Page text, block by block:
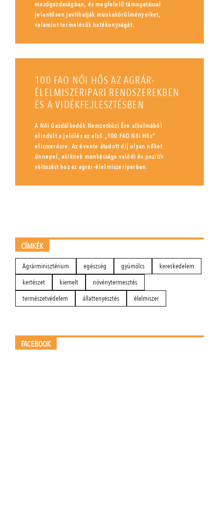
mezőgazdaságban, és megfelelő támogatással
jelentősen javíthatják munkakörülményeiket,
valamint termelésük hatékonyságát.
100 FAO NŐI HŐS AZ AGRÁR-
ÉLELMISZERIPARI RENDSZEREKBEN
ÉS A VIDÉKFEJLESZTÉSBEN
A Női Gazdálkodók Nemzetközi Éve alkalmából
elindult a jelölés az első „100 FAO Női Hős”
elismerésre. Az évente átadott díj olyan nőket
ünnepel, akiknek munkássága valódi és pozitív
változást hoz az agrár-élelmiszeriparban.
CÍMKÉK
Agrárminisztérium egészség gyümölcs
kereskedelem
kertészet
kiemelt
növénytermesztés
természetvédelem
állattenyésztés élelmiszer
FACEBOOK